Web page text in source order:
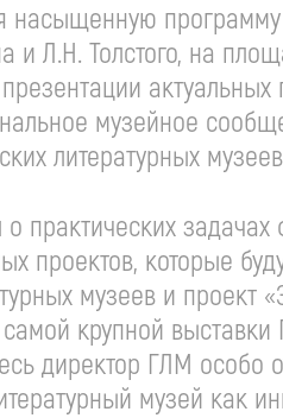
насыщенную
и Л.Н. Толстого, на
музейное
литературных
о практических
проектов, которые
музеев и проект
крупной
директор ГЛМ особо
музей как